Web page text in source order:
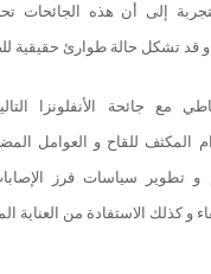
إلى أن هذه الجائحات
قد تشكل حالة طوارئ حقيقية
مع جائحة الأنفلونزا
المكثف للقاح و العوامل
و تطوير سياسات فرز
و كذلك الاستفادة من العناية